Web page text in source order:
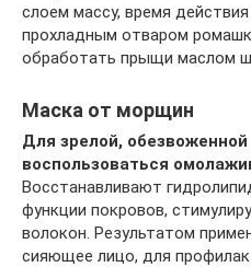
слоем массу, время
прохладным отваром
обработать прыщи маслом
Маска от морщин
Для зрелой,
воспользоваться
Восстанавливают
функции покровов,
волокон. Результатом
сияющее лицо, для